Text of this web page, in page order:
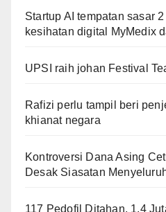
Startup AI tempatan sasar
kesihatan digital MyMedix
UPSI raih johan Festival
Rafizi perlu tampil beri
khianat negara
Kontroversi Dana Asing
Desak Siasatan
117 Pedofil Ditahan, 1.4